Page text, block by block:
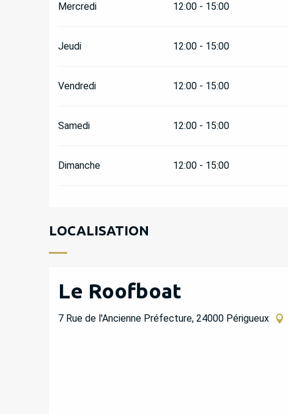
Mercredi 12:00 - 15:00
Jeudi 12:00 - 15:00
Vendredi 12:00 - 15:00
Samedi 12:00 - 15:00
Dimanche 12:00 - 15:00
LOCALISATION
Le Roofboat
7 Rue de l'Ancienne Préfecture, 24000 Périgueux